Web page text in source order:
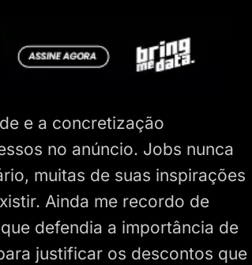
e a concretização
no anúncio. Jobs nunca
muitas de suas inspirações
Ainda me recordo de
defendia a importância de
justificar os descontos que